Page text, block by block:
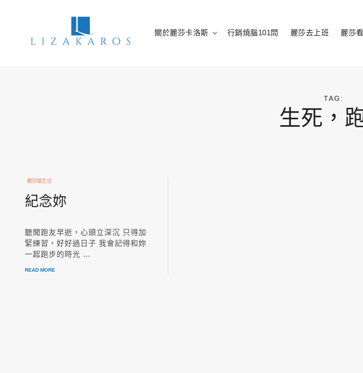
關於麗莎卡洛斯 toggle
child
行銷燒腦101問 麗莎去上班 麗莎
TAG:
生死，
麗莎嬉生活
紀念妳
聽聞跑友早逝，心頭立深沉 只得加
緊練習，好好過日子 我會記得和妳
一起跑步的時光 …
READ MORE